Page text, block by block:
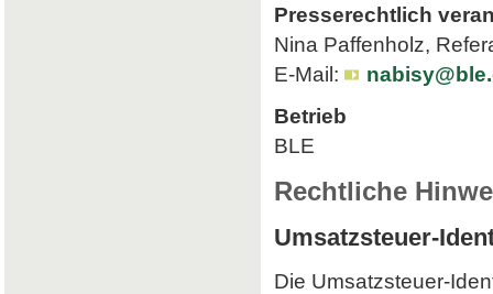
Presserechtlich
Nina Paffenholz,
E-Mail:
Betrieb
BLE
Rechtliche
Umsatzsteuer-
Die Umsatzsteuer-